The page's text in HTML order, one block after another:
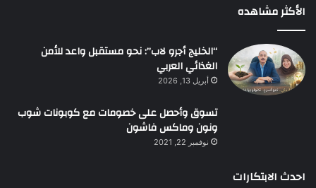
الأكثر مشاهده
“الخليج أجرو لاب”: نحو مستقبل واعد للأمن
الغذائي العربي
أبريل 13, 2026
تسوق وأحصل على خصومات مع كوبونات شوب
ونون وماكس فاشون
نوفمبر 22, 2021
احدث الابتكارات